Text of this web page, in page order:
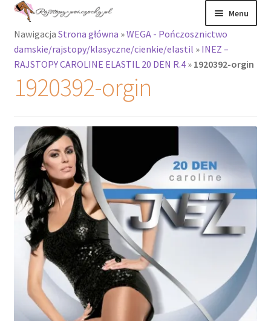
Przejdź
nawigacji
Przejdź
treści
Menu
Rajstopy
Rozwiń
menu
potomne
Podkolanówki i
skarpetki
Wszystkie
produkty
Recenzje
Rozwiń
menu
potomne
Nawigacja Strona główna »WEGA - Pończosznictwo
damskie/rajstopy/klasyczne/cienkie/elastil » INEZ –
RAJSTOPY CAROLINE ELASTIL 20 DEN R.4» 1920392-orgin
1920392-orgin